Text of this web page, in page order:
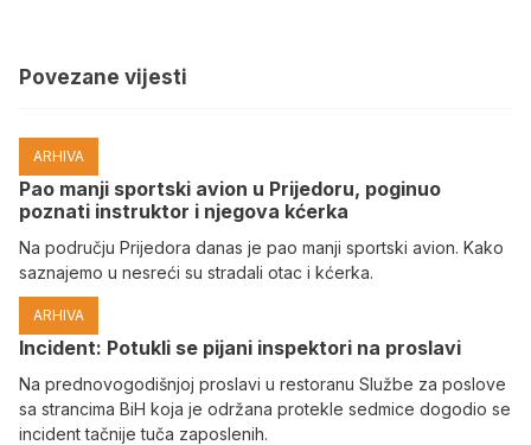
Povezane vijesti
ARHIVA
Pao manji sportski avion u Prijedoru, poginuo
poznati instruktor i njegova kćerka
Na području Prijedora danas je pao manji sportski avion. Kako
saznajemo u nesreći su stradali otac i kćerka.
ARHIVA
Incident: Potukli se pijani inspektori na proslavi
Na prednovogodišnjoj proslavi u restoranu Službe za poslove
sa strancima BiH koja je održana protekle sedmice dogodio se
incident tačnije tuča zaposlenih.